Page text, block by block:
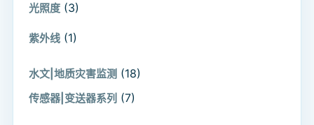
光照度 (3)
紫外线 (1)
水文|地质灾害监测 (18)
传感器|变送器系列 (7)